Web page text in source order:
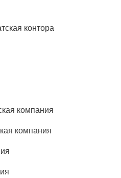
контора
компания
компания